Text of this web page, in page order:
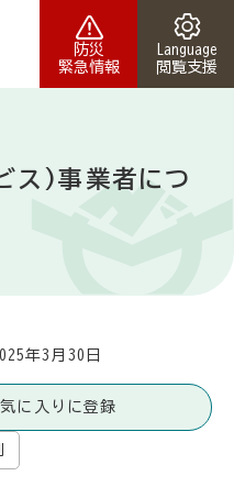
防災
緊急情報
Language
閲覧支援
ス)事業者につ
年3月30日
に入りに登録